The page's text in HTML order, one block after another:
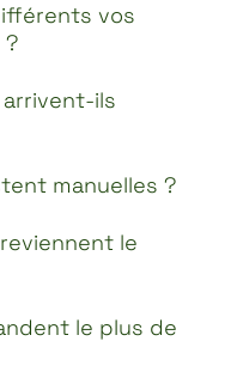
vos
ils
manuelles ?
le
le plus de